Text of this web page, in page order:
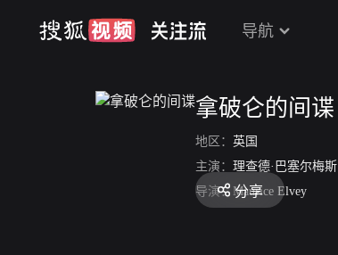
导航
拿破仑的间谍
地区： 英国
主演： 理查德·巴塞尔梅斯
导演： Maurice Elvey
分享